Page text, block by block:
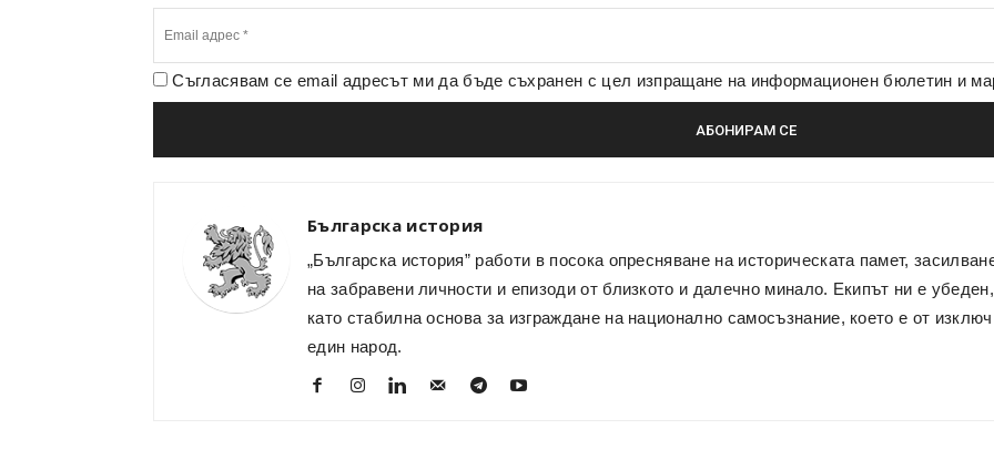
Съгласявам се email адресът ми да бъде съхранен с цел изпращане на информационен бюлетин и
Българска история
„Българска история” работи в посока опресняване на историческата памет,
на забравени личности и епизоди от близкото и далечно минало. Екипът ни е
като стабилна основа за изграждане на национално самосъзнание, което е от
един народ.